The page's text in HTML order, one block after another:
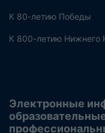
К 80-летию Победы
К 800-летию Нижнего
Электронные